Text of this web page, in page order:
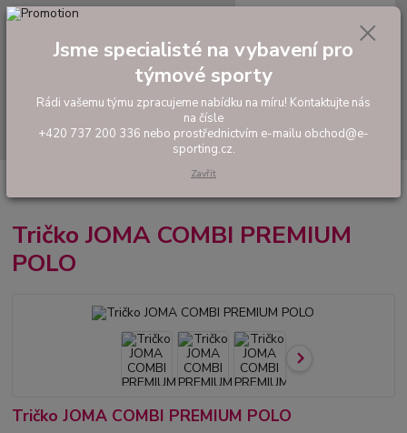
Hledat
tel: +420 737 200 336
0,00 Kč
Tréninkové oblečení
JOMA COMBI PREMIUM POLO
Tričko JOMA COMBI PREMIUM
POLO
Tričko JOMA COMBI PREMIUM POLO
Jsme specialisté na vybavení pro
týmové sporty
Rádi vašemu týmu zpracujeme nabídku na míru! Kontaktujte nás
na čísle
+420 737 200 336 nebo prostřednictvím e-mailu obchod@e-
sporting.cz.
Zavřít